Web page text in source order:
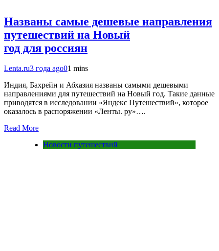
Названы самые дешевые направления
путешествий на Новый
год для россиян
Lenta.ru3 года ago01 mins
Индия, Бахрейн и Абхазия названы самыми дешевыми
направлениями для путешествий на Новый год. Такие данные
приводятся в исследовании «Яндекс Путешествий», которое
оказалось в распоряжении «Ленты. ру»….
Read More
Новости путешествий